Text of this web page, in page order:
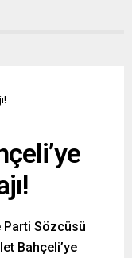
Parti Sözcüsü
Bahçeli’ye